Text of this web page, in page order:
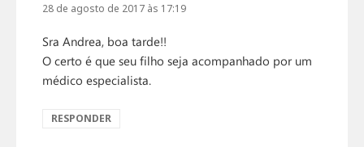
28 de agosto de 2017 às 17:19
Sra Andrea, boa tarde!!
O certo é que seu filho seja acompanhado por um
médico especialista.
RESPONDER